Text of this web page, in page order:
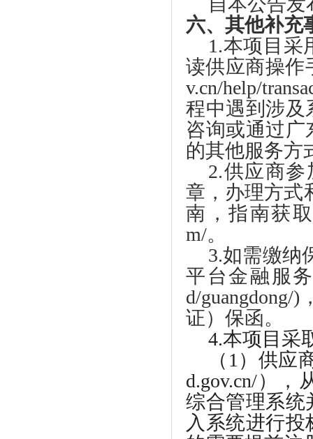
六、其他补充
1.本项目采
读供应商操作
v.cn/help/
程中遇到涉及
咨询或通过
的其他服务方
2.供应商
章，办理方式
南，指南获取
m/。
3.如需缴纳
平台金融服务
d/guangdong/
证）保函。
4.本项目采
（ 1）供应
d.gov.cn/），
综合管理系统
入系统进行